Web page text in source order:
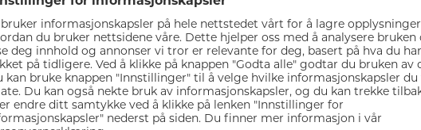
Diverse CEWE bildeprodukter